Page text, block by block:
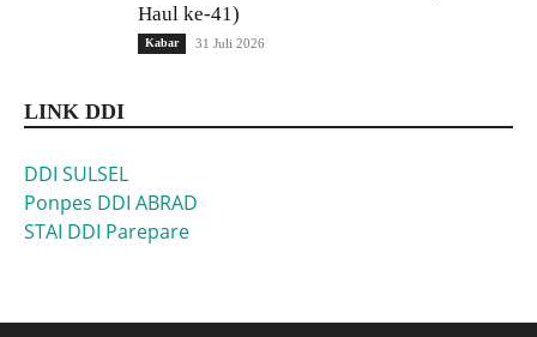
Haul ke-41)
Kabar 31 Juli 2026
LINK DDI
DDI SULSEL
Ponpes DDI ABRAD
STAI DDI Parepare